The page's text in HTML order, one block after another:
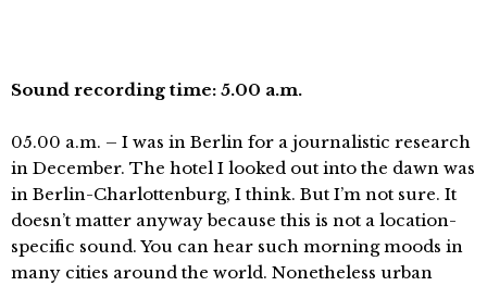
Sound recording time: 5.00 a.m.
05.00 a.m. – I was in Berlin for a journalistic research
in December. The hotel I looked out into the dawn was
in Berlin-Charlottenburg, I think. But I’m not sure. It
doesn’t matter anyway because this is not a location-
specific sound. You can hear such morning moods in
many cities around the world. Nonetheless urban